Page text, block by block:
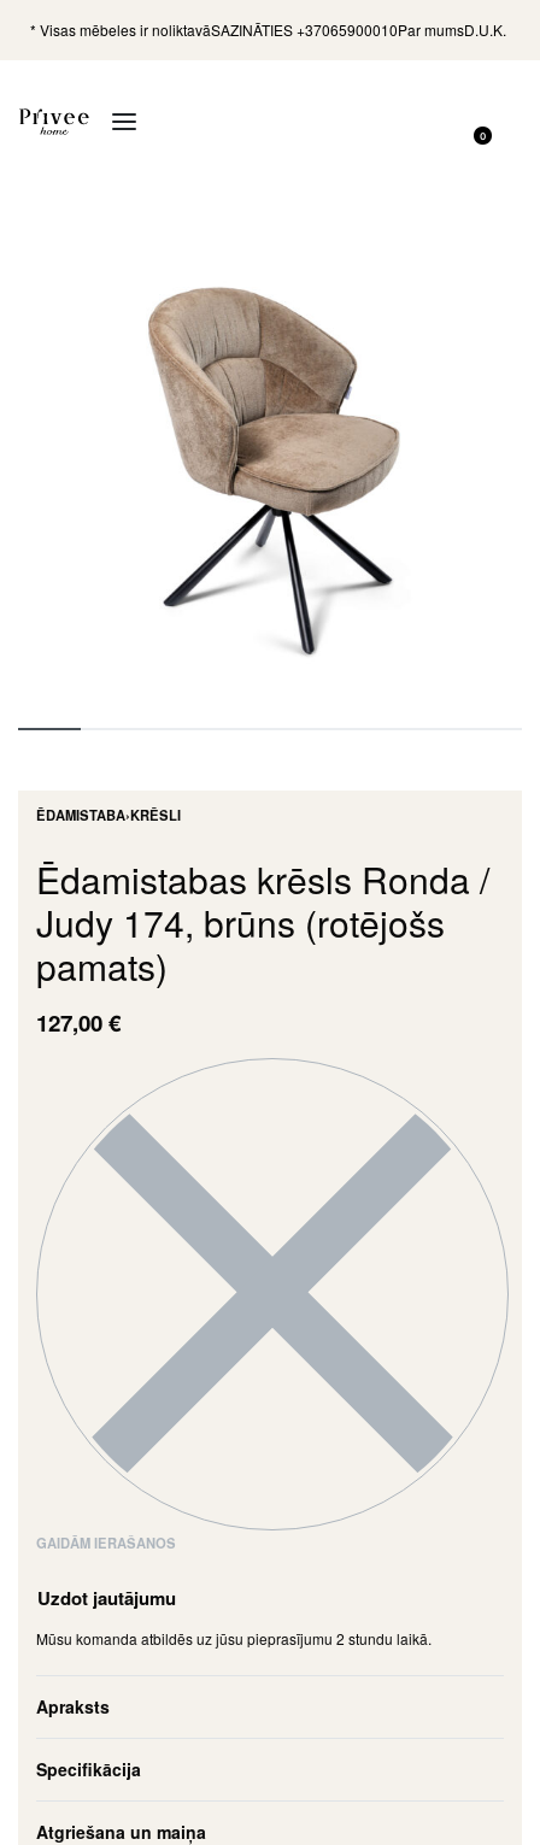
* Visas mēbeles ir noliktavāSAZINĀTIES +37065900010Par mumsD.U.K.
0
ĒDAMISTABA›KRĒSLI
Ēdamistabas krēsls Ronda /
Judy 174, brūns (rotējošs
pamats)
127,00€
GAIDĀM IERAŠANOS
Uzdot jautājumu
Mūsu komanda atbildēs uz jūsu pieprasījumu 2 stundu laikā.
Apraksts
Specifikācija
Atgriešana un maiņa